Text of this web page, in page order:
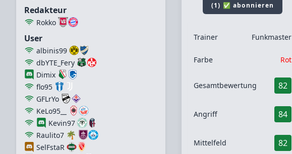
Redakteur
Rokko
User
albinis99
dbYTE_Fery
Dimix
flo95
GFLrYo
KeLo95__
Kevin97
Raulito7 🌴
SelFstaR
(1) ✅ abonnieren
Trainer Funkmaster
Farbe Rot
Gesamtbewertung 82
Angriff 84
Mittelfeld 82